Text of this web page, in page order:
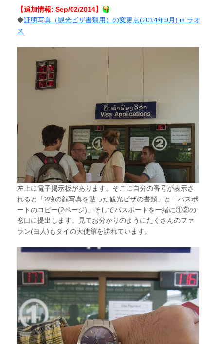
【追加情報: Sep/02/2014】
◆証明写真（観光ビザ書類用）の変更点(2014年9月) in ラオ
ス
左上に電子掲示板があります。そこに自分の番号が表示さ
れると「2枚の顔写真を貼った観光ビザの書類」と「パスポ
ートのコピー(2ページ)」そしてパスポートを一緒に①②の
窓口に提出します。見てお分かりのようにたくさんのファ
ラン(白人)もタイの大使館を訪れています。